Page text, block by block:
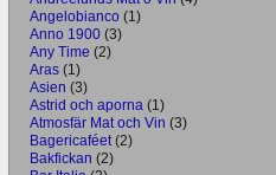
Angelobianco (1)
Anno 1900 (3)
Any Time (2)
Aras (1)
Asien (3)
Astrid och aporna (1)
Atmosfär Mat och Vin (3)
Bagericaféet (2)
Bakfickan (2)